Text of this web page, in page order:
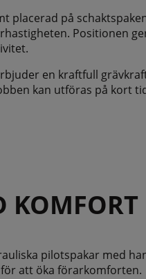
placerad på
Positionen
en kraftfull
kan utföras på kort
KOMFORT
pilotspakar med
att öka förarkomforten.